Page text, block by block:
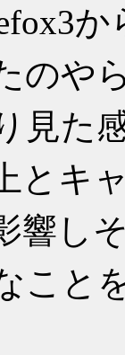
のや
見た
とキ
響し
こと